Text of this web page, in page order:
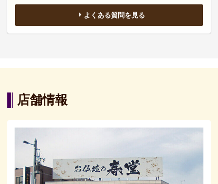
よくある質問を見る
店舗情報